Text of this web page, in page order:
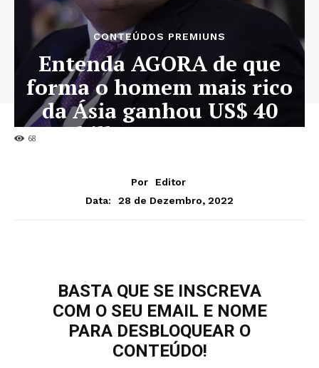
68
CONTEÚDOS PREMIUNS
Entenda AGORA de que
forma o homem mais rico
da Ásia ganhou US$ 40
bilhões em 2022
Por
Editor
Data:
28 de Dezembro, 2022
BASTA QUE SE INSCREVA
COM O SEU EMAIL E NOME
PARA DESBLOQUEAR O
CONTEÚDO!